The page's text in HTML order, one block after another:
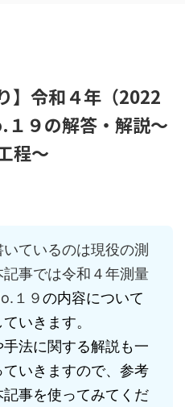
】令和４年（2022
９の解答・解説～
程～
ているのは現役の測
事では令和４年測量
１９の内容について
いきます。
法に関する解説も一
いきますので、参考
事を使ってみてくだ